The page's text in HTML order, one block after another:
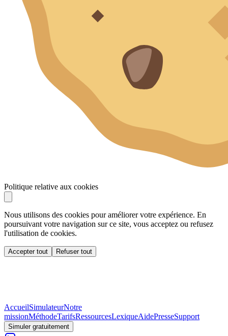
Politique relative aux cookies
Nous utilisons des cookies pour améliorer votre expérience. En
poursuivant votre navigation sur ce site, vous acceptez ou refusez
l'utilisation de cookies.
Accepter tout Refuser tout
AccueilSimulateurNotre
missionMéthodeTarifsRessourcesLexiqueAidePresseSupport
Simuler gratuitement